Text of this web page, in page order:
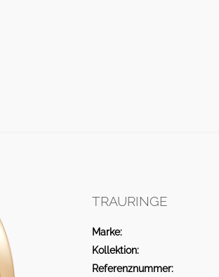
TRAURINGE
Marke:
Kollektion:
Referenznummer: